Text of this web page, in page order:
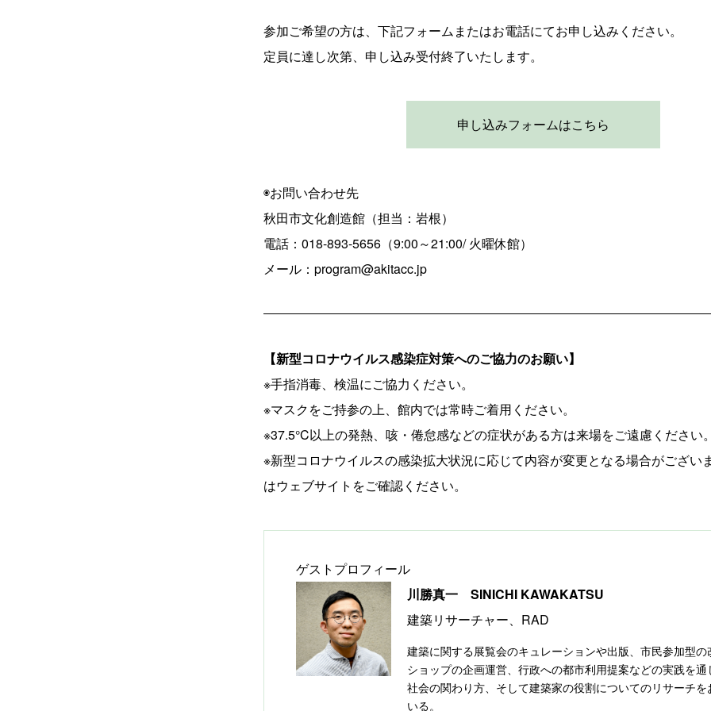
参加ご希望の方は、下記フォームまたはお電話にてお申し込みください。
定員に達し次第、申し込み受付終了いたします。
申し込みフォームはこちら
◉お問い合わせ先
秋田市文化創造館（担当：岩根）
電話：018-893-5656（9:00～21:00/ 火曜休館）
メール：program@akitacc.jp
【新型コロナウイルス感染症対策へのご協力のお願い】
※手指消毒、検温にご協力ください。
※マスクをご持参の上、館内では常時ご着用ください。
※37.5°C以上の発熱、咳・倦怠感などの症状がある方は来場をご遠慮ください
※新型コロナウイルスの感染拡大状況に応じて内容が変更となる場合がござい
はウェブサイトをご確認ください。
ゲストプロフィール
川勝真一 SINICHI KAWAKATSU
建築リサーチャー、RAD
建築に関する展覧会のキュレーションや出版、市民参加型の
ショップの企画運営、行政への都市利用提案などの実践を
社会の関わり方、そして建築家の役割についてのリサーチを
いる。